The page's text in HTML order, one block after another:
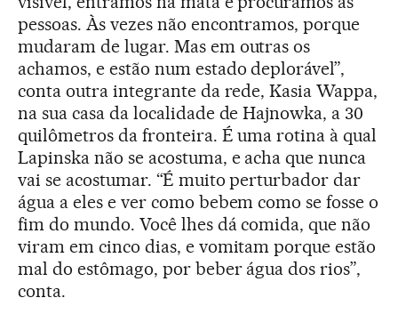
pessoas. Às vezes não encontramos, porque
mudaram de lugar. Mas em outras os
achamos, e estão num estado deplorável”,
conta outra integrante da rede, Kasia Wappa,
na sua casa da localidade de Hajnowka, a 30
quilômetros da fronteira. É uma rotina à qual
Lapinska não se acostuma, e acha que nunca
vai se acostumar. “É muito perturbador dar
água a eles e ver como bebem como se fosse o
fim do mundo. Você lhes dá comida, que não
viram em cinco dias, e vomitam porque estão
mal do estômago, por beber água dos rios”,
conta.